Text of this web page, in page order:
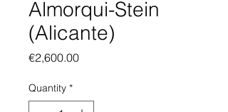
Almorqui-Stein
(Alicante)
€2,600.00Price
Quantity *